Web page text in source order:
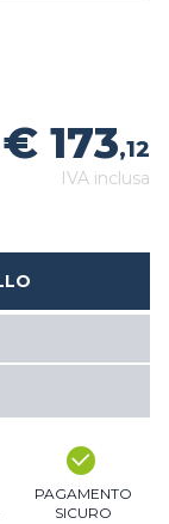
€ 173,12
IVA inclusa
PAGAMENTO
SICURO